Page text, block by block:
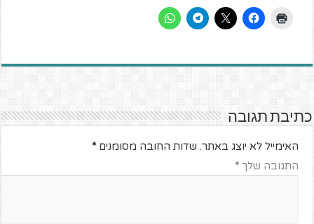
כתיבת תגובה
האימייל לא יוצג באתר. שדות החובה מסומנים*
התגובה שלך*